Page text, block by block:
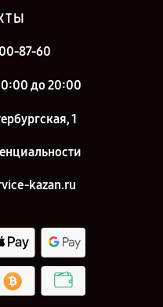
87-60
до 20:00
1
kazan.ru